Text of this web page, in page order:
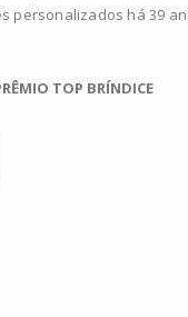
personalizados há 39
TOP BRÍNDICE